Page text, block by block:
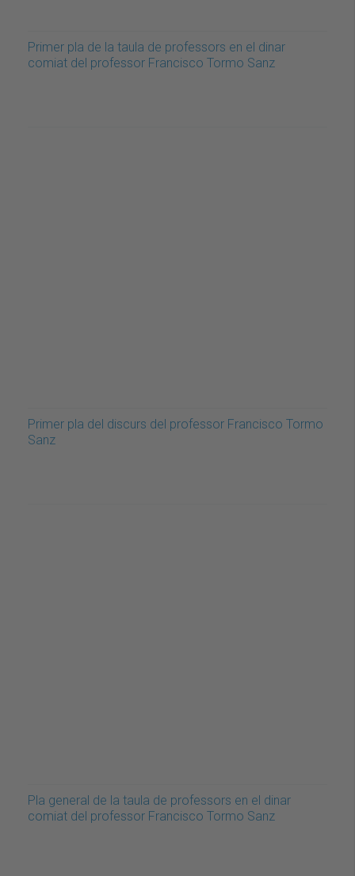
Primer pla de la taula de professors en el dinar
comiat del professor Francisco Tormo Sanz
Primer pla del discurs del professor Francisco Tormo
Sanz
Pla general de la taula de professors en el dinar
comiat del professor Francisco Tormo Sanz